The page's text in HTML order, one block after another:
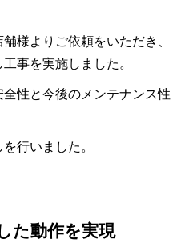
様よりご依頼をいただき、
事を実施しました。
性と今後のメンテナンス性
行いました。
た動作を実現